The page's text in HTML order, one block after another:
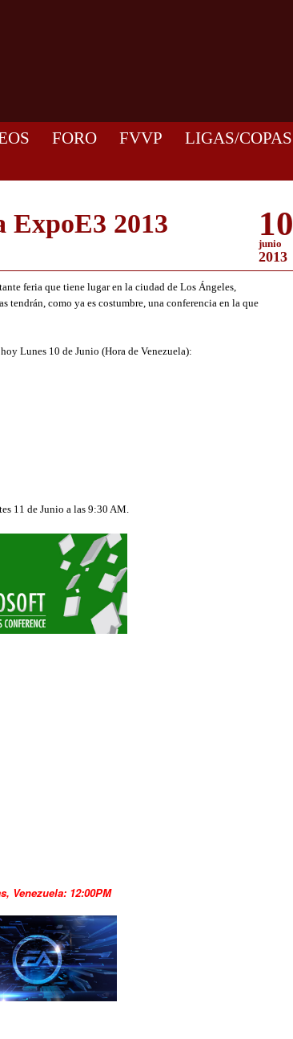
FORO FVVP LIGAS/COPAS
10
junio
2013
ExpoE3 2013
feria que tiene lugar en la ciudad de Los Ángeles,
tendrán, como ya es costumbre, una conferencia en la que
Lunes 10 de Junio (Hora de Venezuela):
11 de Junio a las 9:30 AM.
Venezuela: 12:00PM